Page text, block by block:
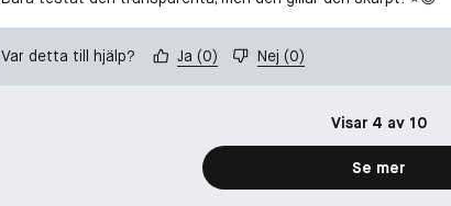
Var detta till hjälp? Ja (0) Nej (0)
Visar 4 av 10
Se mer